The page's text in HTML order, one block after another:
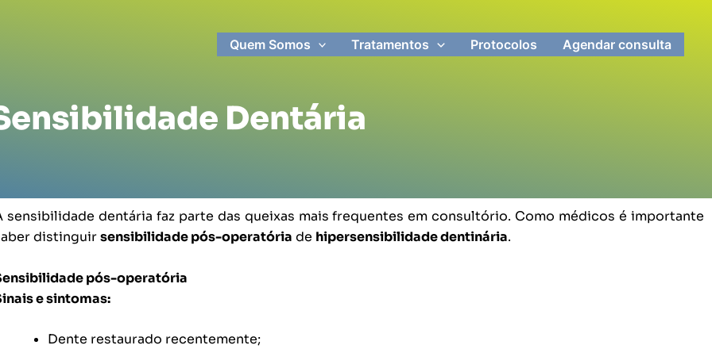
Quem Somos Tratamentos Protocolos Agendar consulta
Dentária
sensibilidade dentária faz parte das queixas mais frequentes em consultório. Como médicos é importante
distinguirsensibilidade pós-operatória de hipersensibilidade dentinária.
pós-operatória
e sintomas:
Dente restaurado recentemente;